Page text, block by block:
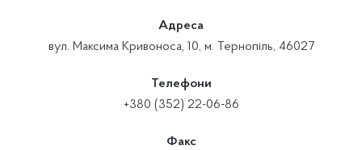
Адреса
вул. Максима Кривоноса, 10, м. Тернопіль, 46027
Телефони
+380 (352) 22-06-86
Факс